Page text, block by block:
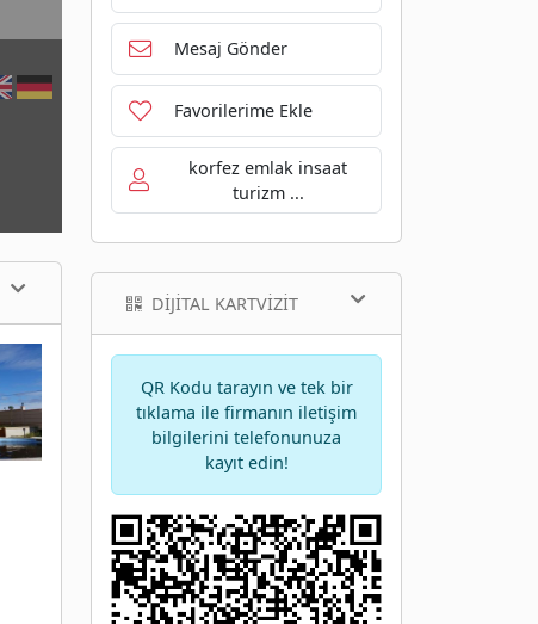
Mesaj Gönder
Favorilerime Ekle
korfez emlak insaat
turizm ...
DIJITAL KARTVIZIT
QR Kodu tarayın ve tek bir
tıklama ile firmanın iletişim
bilgilerini telefonunuza
kayıt edin!